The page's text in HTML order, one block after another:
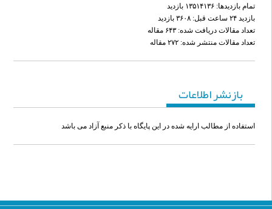
تمام بازديد‌ها: ۱۳۵۱۴۱۳۶ بازدید
بازديد ۲۴ ساعت قبل: ۳۶۰۸ بازدید
تعداد مقالات دریافت شده: ۶۴۳ مقاله
تعداد مقالات منتشر شده: ۲۷۲ مقاله
بازنشر اطلاعات
استفاده از مطالب ارایه شده در این پایگاه با ذکر منبع آزاد می باشد